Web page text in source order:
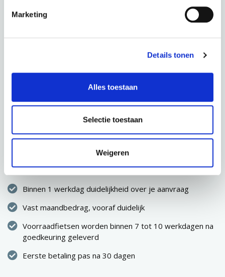
Marketing
Details tonen
Alles toestaan
Selectie toestaan
Weigeren
Periode
60 Maanden
Totaal
€ 41,66 p.m.
CONFIGURATIE OPSLAAN
Direct eigenaar van de fiets
Geen eenmalige hoge uitgave
Binnen 1 werkdag duidelijkheid over je aanvraag
Vast maandbedrag, vooraf duidelijk
Voorraadfietsen worden binnen 7 tot 10 werkdagen na
goedkeuring geleverd
Eerste betaling pas na 30 dagen